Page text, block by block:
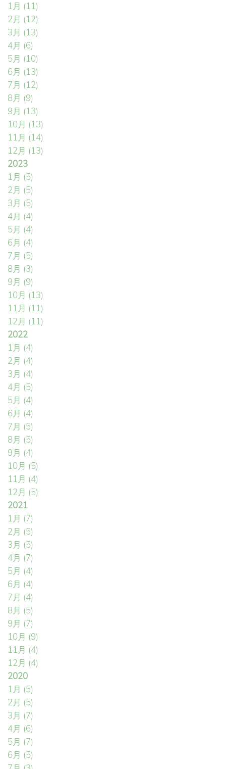
1月 (11)
2月 (12)
3月 (13)
4月 (6)
5月 (10)
6月 (13)
7月 (12)
8月 (9)
9月 (13)
10月 (13)
11月 (14)
12月 (13)
2023
1月 (5)
2月 (5)
3月 (5)
4月 (4)
5月 (4)
6月 (4)
7月 (5)
8月 (3)
9月 (9)
10月 (13)
11月 (11)
12月 (11)
2022
1月 (4)
2月 (4)
3月 (4)
4月 (5)
5月 (4)
6月 (4)
7月 (5)
8月 (5)
9月 (4)
10月 (5)
11月 (4)
12月 (5)
2021
1月 (7)
2月 (5)
3月 (5)
4月 (7)
5月 (4)
6月 (4)
7月 (4)
8月 (5)
9月 (7)
10月 (9)
11月 (4)
12月 (4)
2020
1月 (5)
2月 (5)
3月 (7)
4月 (6)
5月 (7)
6月 (5)